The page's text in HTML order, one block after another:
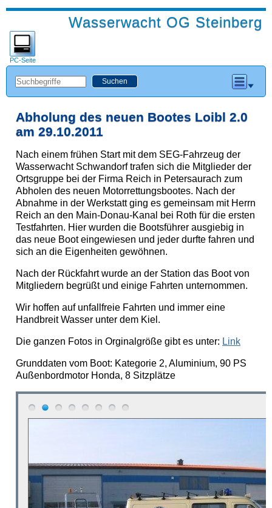
Wasserwacht OG Steinberg
PC-Seite
Abholung des neuen Bootes Loibl 2.0
am 29.10.2011
Nach einem frühen Start mit dem SEG-Fahrzeug der
Wasserwacht Schwandorf trafen sich die Mitglieder der
Ortsgruppe bei der Firma Reich in Petersaurach zum
Abholen des neuen Motorrettungsbootes. Nach der
Abnahme in der Werkstatt ging es gemeinsam mit Herrn
Reich an den Main-Donau-Kanal bei Roth für die ersten
Testfahrten. Hier wurden die Bootsführer ausgiebig in
das neue Boot eingewiesen und jeder durfte fahren und
sich an die Eigenheiten gewöhnen.
Nach der Rückfahrt wurde an der Station das Boot von
Mitgliedern begrüßt und einige Fahrten unternommen.
Wir hoffen auf unfallfreie Fahrten und immer eine
Handbreit Wasser unter dem Kiel.
Die ganzen Fotos in Orginalgröße gibt es unter: Link
Grunddaten vom Boot: Kategorie 2, Aluminium, 90 PS
Außenbordmotor Honda, 8 Sitzplätze